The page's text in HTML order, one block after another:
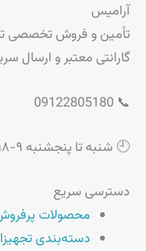
آرامیس
تأمین و فروش تخصصی
گارانتی معتبر و ارسال
📞 09122805180
🕘 شنبه تا پنجشنبه ۹-۱۸
دسترسی سریع
محصولات
دسته‌بندی